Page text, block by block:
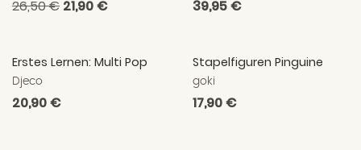
Normaler
26,50 € Normaler
21,90 €
Normaler
39,95 €
Erstes Lernen: Multi Pop
Djeco
Normaler
20,90 €
Stapelfiguren Pinguine
goki
Normaler
17,90 €